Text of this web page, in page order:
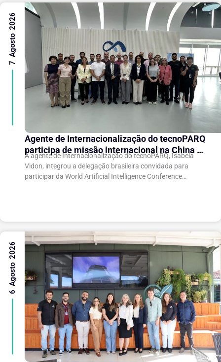
Agente de Internacionalização do tecnoPARQ
participa de missão internacional na China e
fortalece conexões com o ecossistema de
inovação
A agente de Internacionalização do tecnoPARQ, Isabela
Vidon, integrou a delegação brasileira convidada para
participar da World Artificial Intelligence Conference
7 Agosto 2026
6 Agosto 2026